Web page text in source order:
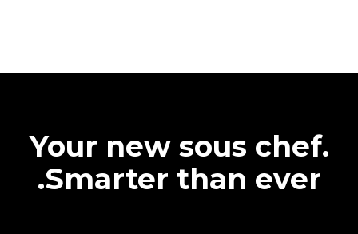
Your new sous chef.
Smarter than ever.